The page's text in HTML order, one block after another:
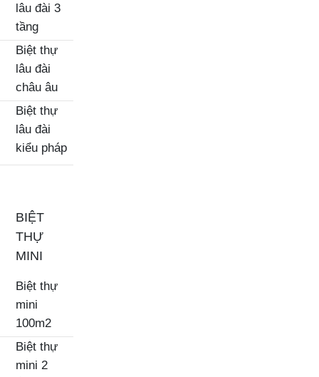
lâu đài 3
tầng
Biệt thự
lâu đài
châu âu
Biệt thự
lâu đài
kiểu pháp
BIỆT
THỰ
MINI
Biệt thự
mini
100m2
Biệt thự
mini 2